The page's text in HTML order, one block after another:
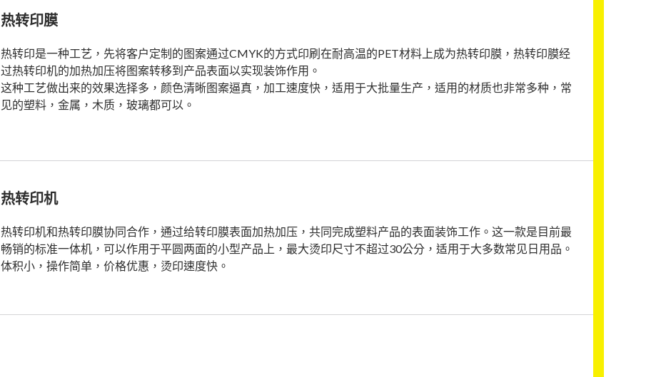
热转印膜
热转印是一种工艺，先将客户定制的图案通过CMYK的方式印刷在耐高温的PET材料上成为热转印膜，热转印膜经
过热转印机的加热加压将图案转移到产品表面以实现装饰作用。
这种工艺做出来的效果选择多，颜色清晰图案逼真，加工速度快，适用于大批量生产，适用的材质也非常多种，常
见的塑料，金属，木质，玻璃都可以。
热转印机
热转印机和热转印膜协同合作，通过给转印膜表面加热加压，共同完成塑料产品的表面装饰工作。这一款是目前最
畅销的标准一体机，可以作用于平圆两面的小型产品上，最大烫印尺寸不超过30公分，适用于大多数常见日用品。
体积小，操作简单，价格优惠，烫印速度快。